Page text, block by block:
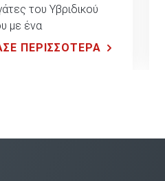
του Υβριδικού
με ένα
ταξίδι
ΠΕΡΙΣΣΟΤΕΡΑ